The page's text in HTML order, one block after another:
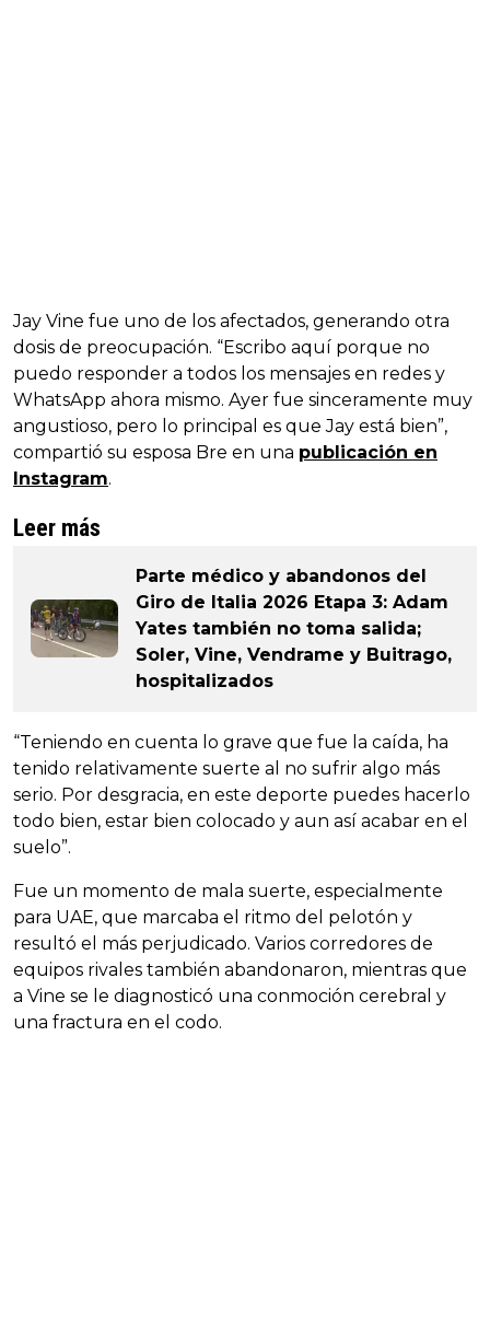
Jay Vine fue uno de los afectados, generando otra
dosis de preocupación. “Escribo aquí porque no
puedo responder a todos los mensajes en redes y
WhatsApp ahora mismo. Ayer fue sinceramente muy
angustioso, pero lo principal es que Jay está bien”,
compartió su esposa Bre en una publicación en
Instagram.
Leer más
Parte médico y abandonos del
Giro de Italia 2026 Etapa 3: Adam
Yates también no toma salida;
Soler, Vine, Vendrame y Buitrago,
hospitalizados
“Teniendo en cuenta lo grave que fue la caída, ha
tenido relativamente suerte al no sufrir algo más
serio. Por desgracia, en este deporte puedes hacerlo
todo bien, estar bien colocado y aun así acabar en el
suelo”.
Fue un momento de mala suerte, especialmente
para UAE, que marcaba el ritmo del pelotón y
resultó el más perjudicado. Varios corredores de
equipos rivales también abandonaron, mientras que
a Vine se le diagnosticó una conmoción cerebral y
una fractura en el codo.